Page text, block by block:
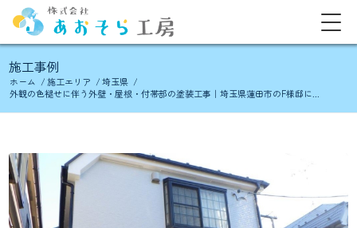
施工事例
ホーム / 施工エリア / 埼玉県 /
外観の色褪せに伴う外壁・屋根・付帯部の塗装工事｜埼玉県蓮田市のF様邸に...